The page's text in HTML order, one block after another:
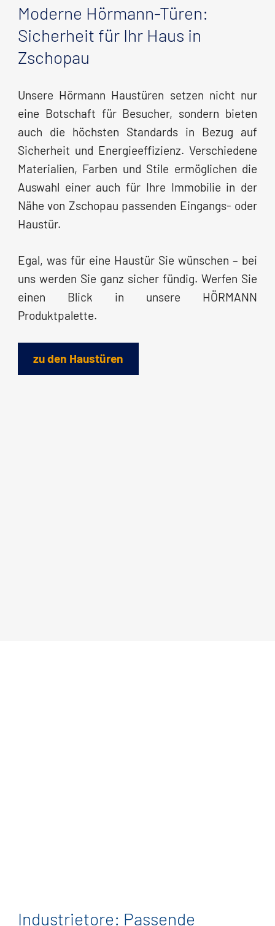
Moderne Hörmann-Türen:
Sicherheit für Ihr Haus in
Zschopau
Unsere Hörmann Haustüren setzen nicht nur
eine Botschaft für Besucher, sondern bieten
auch die höchsten Standards in Bezug auf
Sicherheit und Energieeffizienz. Verschiedene
Materialien, Farben und Stile ermöglichen die
Auswahl einer auch für Ihre Immobilie in der
Nähe von Zschopau passenden Eingangs- oder
Haustür.
Egal, was für eine Haustür Sie wünschen – bei
uns werden Sie ganz sicher fündig. Werfen Sie
einen Blick in unsere HÖRMANN
Produktpalette.
zu den Haustüren
Industrietore: Passende